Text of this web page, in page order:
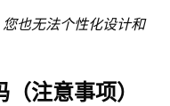
也无法个性化设计和
注意事项）